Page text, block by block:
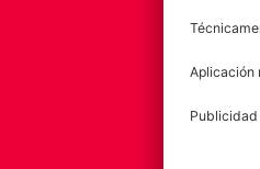
Equipo
Afición